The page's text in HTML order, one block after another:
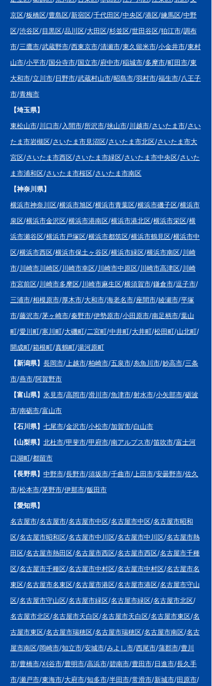
京区/板橋区/豊島区/新宿区/千代田区/中央区/港区/練馬区/中野
区/渋谷区/目黒区/品川区/大田区/杉並区/世田谷区/狛江市/調布
市/三鷹市/武蔵野市/西東京市/清瀬市/東久留米市/小金井市/東村
山市/小平市/国分寺市/国立市/府中市/稲城市/多摩市/町田市/東
大和市/立川市/日野市/武蔵村山市/昭島市/羽村市/福生市/八王子
市/青梅市
【埼玉県】
東松山市/川口市/入間市/所沢市/挟山市/川越市/さいたま市/さい
たま市岩槻区/さいたま市見沼区/さいたま市北区/さいたま市大
宮区/さいたま市西区/さいたま市緑区/さいたま市中央区/さいた
ま市浦和区/さいたま市桜区/さいたま市南区
【神奈川県】
横浜市神奈川区/横浜市旭区/横浜市青葉区/横浜市磯子区/横浜市
泉区/横浜市金沢区/横浜市港南区/横浜市港北区/横浜市栄区/横
浜市瀬谷区/横浜市戸塚区/横浜市都筑区/横浜市鶴見区/横浜市中
区/横浜市西区/横浜市保土ヶ谷区/横浜市緑区/横浜市南区/川崎
市/川崎市川崎区/川崎市幸区/川崎市中原区/川崎市高津区/川崎
市宮前区/川崎市多摩区/川崎市麻生区/横須賀市/鎌倉市/逗子市/
三浦市/相模原市/厚木市/大和市/海老名市/座間市/綾瀬市/平塚
市/藤沢市/茅ヶ崎市/秦野市/伊勢原市/小田原市/南足柄市/葉山
町/愛川町/寒川町/大磯町/二宮町/中井町/大井町/松田町/山北町/
開成町/箱根町/真鶴町/湯河原町
【新潟県】 長岡市/上越市/柏崎市/五泉市/糸魚川市/妙高市/三条
市/燕市/阿賀野市
【富山県】 氷見市/高岡市/滑川市/魚津市/射水市/小矢部市/砺波
市/南砺市/富山市
【石川県】 七尾市/金沢市/小松市/加賀市/白山市
【山梨県】 北杜市/甲斐市/甲府市/南アルプス市/笛吹市/富士河
口湖町/都留市
【長野県】 中野市/長野市/須坂市/千曲市/上田市/安曇野市/佐久
市/松本市/茅野市/伊那市/飯田市
【愛知県】
名古屋市/名古屋市/名古屋市中区/名古屋市中区/名古屋市昭和
区/名古屋市昭和区/名古屋市中川区/名古屋市中川区/名古屋市熱
田区/名古屋市熱田区/名古屋市西区/名古屋市西区/名古屋市千種
区/名古屋市千種区/名古屋市中村区/名古屋市中村区/名古屋市名
東区/名古屋市名東区/名古屋市港区/名古屋市港区/名古屋市守山
区/名古屋市守山区/名古屋市緑区/名古屋市緑区/名古屋市北区/
名古屋市北区/名古屋市天白区/名古屋市天白区/名古屋市東区/名
古屋市東区/名古屋市瑞穂区/名古屋市瑞穂区/名古屋市南区/名古
屋市南区/岡崎市/知立市/安城市/みよし市/西尾市/蒲郡市/豊川
市/豊橋市/刈谷市/豊明市/高浜市/碧南市/豊田市/日進市/長久手
市/瀬戸市/東海市/大府市/知多市/半田市/常滑市/新城市/田原市/